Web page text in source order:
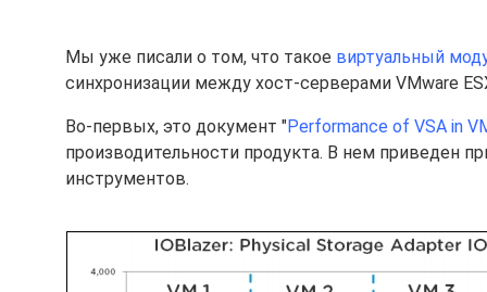
Мы уже писали о том, что такое виртуальный
синхронизации между хост-серверами VMware
Во-первых, это документ "Performance of VSA in
производительности продукта. В нем приведен
инструментов.